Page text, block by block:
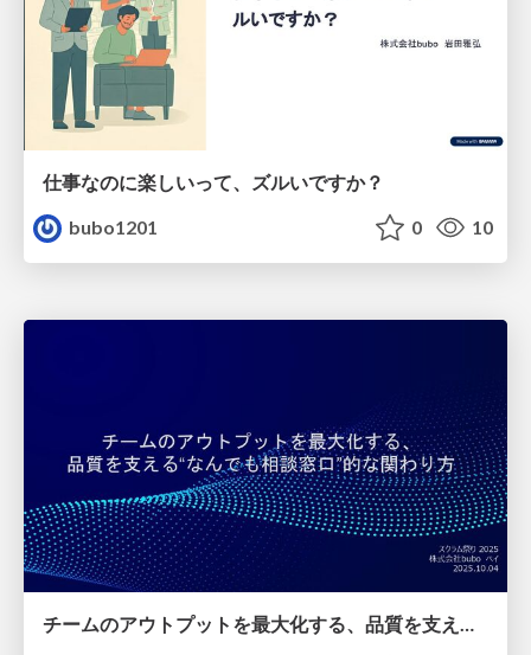
仕事なのに楽しいって、ズルいですか？
bubo1201
0 10